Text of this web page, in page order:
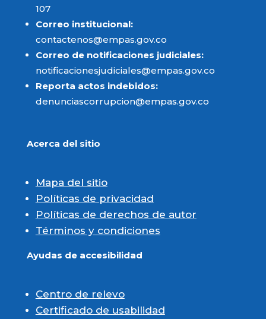
107
Correo institucional:
contactenos@empas.gov.co
Correo de notificaciones judiciales:
notificacionesjudiciales@empas.gov.co
Reporta actos indebidos:
denunciascorrupcion@empas.gov.co
Acerca del sitio
Mapa del sitio
Políticas de privacidad
Políticas de derechos de autor
Términos y condiciones
Ayudas de accesibilidad
Centro de relevo
Certificado de usabilidad